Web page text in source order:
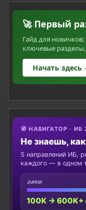
🚀 Первый
Гайд для
ключевые
Начать здесь
🧭 НАВИГАТОР · ИБ
Не знаешь,
5 направлений ИБ,
каждого — в одном
Junior
100K → 600K+